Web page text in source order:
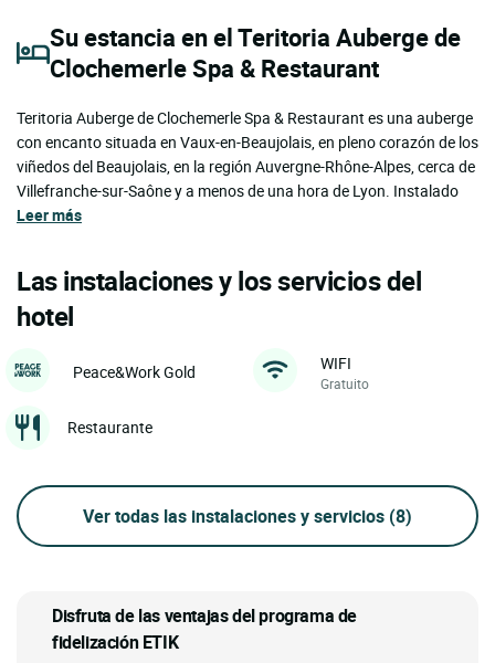
Su estancia en el Teritoria Auberge de
Clochemerle Spa & Restaurant
Teritoria Auberge de Clochemerle Spa & Restaurant es una auberge
con encanto situada en Vaux-en-Beaujolais, en pleno corazón de los
viñedos del Beaujolais, en la región Auvergne-Rhône-Alpes, cerca de
Villefranche-sur-Saône y a menos de una hora de Lyon. Instalado
Leer más
Las instalaciones y los servicios del
hotel
Peace&Work Gold WIFI
Gratuito
Restaurante
Ver todas las instalaciones y servicios (8)
Disfruta de las ventajas del programa de
fidelización ETIK